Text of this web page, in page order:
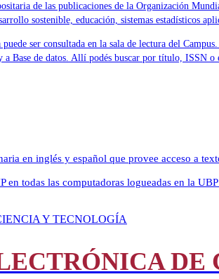
de las publicaciones de la Organización
sostenible, educación, sistemas estadísticos
ser consultada en la sala de lectura del
a Base de datos. Allí podés buscar por título, ISSN
en inglés y español que provee acceso a
en todas las computadoras logueadas en la
DE